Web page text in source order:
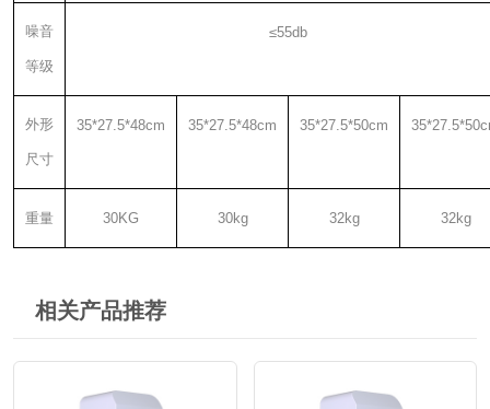
噪音
等级
≤55db
外形
尺寸
35*27.5*48cm 35*27.5*48cm 35*27.5*50cm
重量 30KG 30kg 32kg 32kg
相关产品推荐